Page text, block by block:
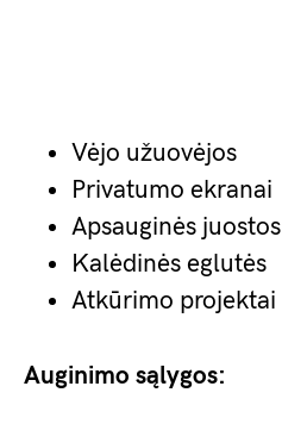
Vėjo užuovėjos
Privatumo ekranai
Apsauginės juostos
Kalėdinės eglutės
Atkūrimo projektai
Auginimo sąlygos: